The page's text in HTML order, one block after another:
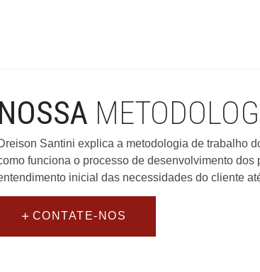
NOSSA
Santini explica a metodologia de trabalho
funciona o processo de desenvolvimento dos
inicial das necessidades do cliente
CONTATE-NOS